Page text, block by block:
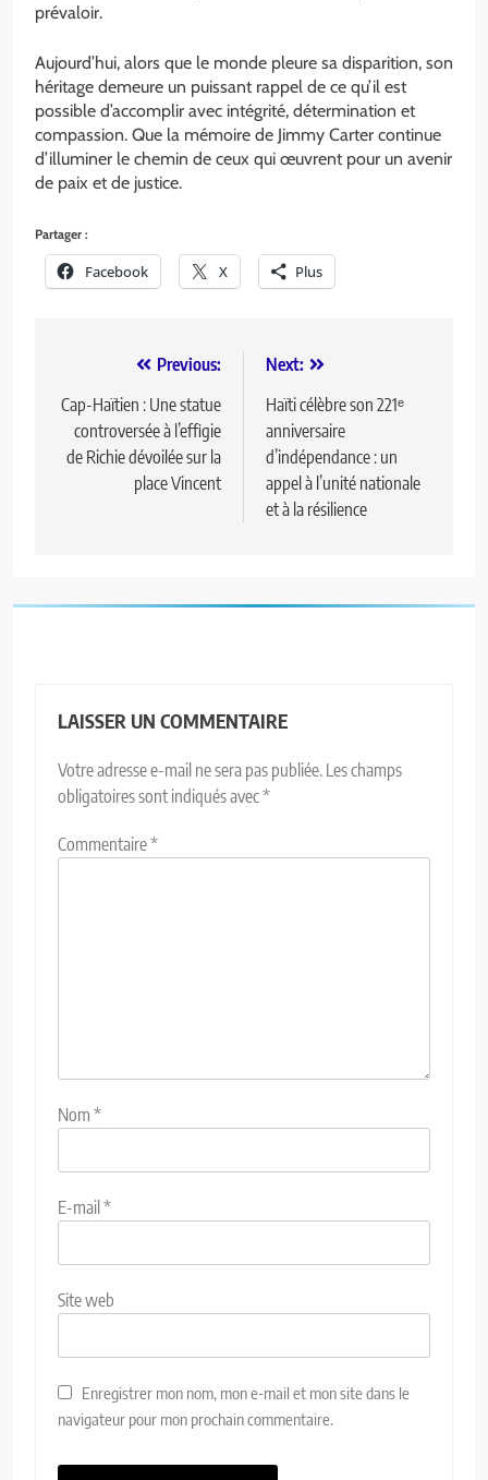
prévaloir.
Aujourd’hui, alors que le monde pleure sa disparition, son
héritage demeure un puissant rappel de ce qu’il est
possible d’accomplir avec intégrité, détermination et
compassion. Que la mémoire de Jimmy Carter continue
d’illuminer le chemin de ceux qui œuvrent pour un avenir
de paix et de justice.
Partager :
Facebook X Plus
Previous:
Cap-Haïtien : Une statue
controversée à l’effigie
de Richie dévoilée sur la
place Vincent
Next:
Haïti célèbre son 221ᵉ
anniversaire
d’indépendance : un
appel à l’unité nationale
et à la résilience
LAISSER UN COMMENTAIRE
Votre adresse e-mail ne sera pas publiée. Les champs
obligatoires sont indiqués avec*
Commentaire*
Nom *
E-mail*
Site web
Enregistrer mon nom, mon e-mail et mon site dans le
navigateur pour mon prochain commentaire.